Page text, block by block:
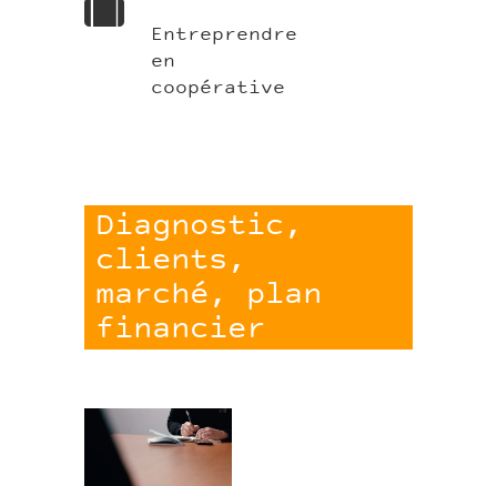
Entreprendre
en
coopérative
Diagnostic,
clients,
marché, plan
financier
Liesse.jpg